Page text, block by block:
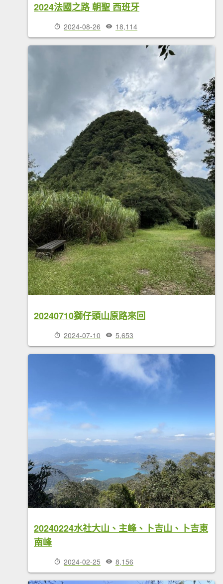
2024法國之路 朝聖 西班牙
2024-08-26 18,114
20240710獅仔頭山原路來回
2024-07-10 5,653
20240224水社大山、主峰、卜吉山、卜吉東
南峰
2024-02-25 8,156